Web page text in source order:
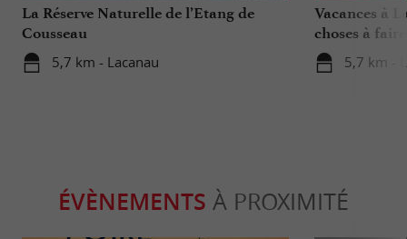
La Réserve Naturelle de l’Etang de
Cousseau
5,7 km - Lacanau
Vacances à
choses à
votre séjour
5,7 km -
ÉVÈNEMENTS À PROXIMITÉ